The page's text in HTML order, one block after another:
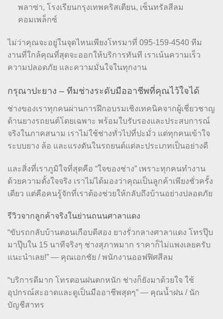
พลาซ่า, โรงเรียนกรุงเทพคริสเตียน, เซ็นทรัลสีลม
คอมเพล็กซ์
ไม่ว่าคุณจะอยู่ในจุดไหนเพียงโทรมาที่ 095-159-4540 ทีม
งานที่ใกล้คุณที่สุดจะออกให้บริการทันที เราเน้นความเร็ว
ความปลอดภัย และความมั่นใจในทุกงาน
กรุณาปะยาง – ทีมช่างระดับมืออาชีพที่คุณไว้ใจได้
ช่างของเราทุกคนผ่านการฝึกอบรมเชิงเทคนิคจากผู้เชี่ยวชาญ
ด้านยางรถยนต์โดยเฉพาะ พร้อมใบรับรองและประสบการณ์
จริงในภาคสนาม เราไม่ใช้ช่างทั่วไปที่ปะมั่ว แต่ทุกคนเข้าใจ
ระบบยาง ล้อ และแรงดันในรถยนต์แต่ละประเภทเป็นอย่างดี
และสิ่งที่เราภูมิใจที่สุดคือ “ใจของช่าง” เพราะทุกคนทำงาน
ด้วยความตั้งใจจริง เราไม่ได้มองว่าคุณเป็นลูกค้าเพียงชั่วครั้ง
เดียว แต่คือคนรู้จักที่เราต้องช่วยให้กลับถึงบ้านอย่างปลอดภัย
รีวิวจากลูกค้าจริงในย่านถนนศาลาแดง
“ขับรถกลับบ้านตอนเกือบตีสอง ยางรั่วกลางศาลาแดง โทรปุ๊บ
มาปุ๊บใน 15 นาทีจริงๆ ช่างสุภาพมาก ราคาก็ไม่แพงเลยครับ
แนะนำเลย!” — คุณเอกชัย / พนักงานออฟฟิศสีลม
“บริการดีมาก โทรตอนฝนตกหนัก ช่างก็ยังมาด้วยใจ ใช้
อุปกรณ์สะอาดและดูเป็นมืออาชีพสุดๆ” — คุณน้ำฝน / นัก
บัญชีสาทร